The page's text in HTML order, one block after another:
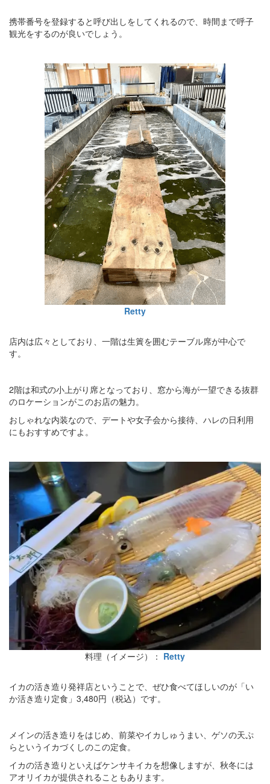
携帯番号を登録すると呼び出しをしてくれるので、時間まで呼子
観光をするのが良いでしょう。
Retty
店内は広々としており、一階は生簀を囲むテーブル席が中心で
す。
2階は和式の小上がり席となっており、窓から海が一望できる抜群
のロケーションがこのお店の魅力。
おしゃれな内装なので、デートや女子会から接待、ハレの日利用
にもおすすめですよ。
料理（イメージ）： Retty
イカの活き造り発祥店ということで、ぜひ食べてほしいのが「い
か活き造り定食」3,480円（税込）です。
メインの活き造りをはじめ、前菜やイカしゅうまい、ゲソの天ぷ
らというイカづくしのこの定食。
イカの活き造りといえばケンサキイカを想像しますが、秋冬には
アオリイカが提供されることもあります。